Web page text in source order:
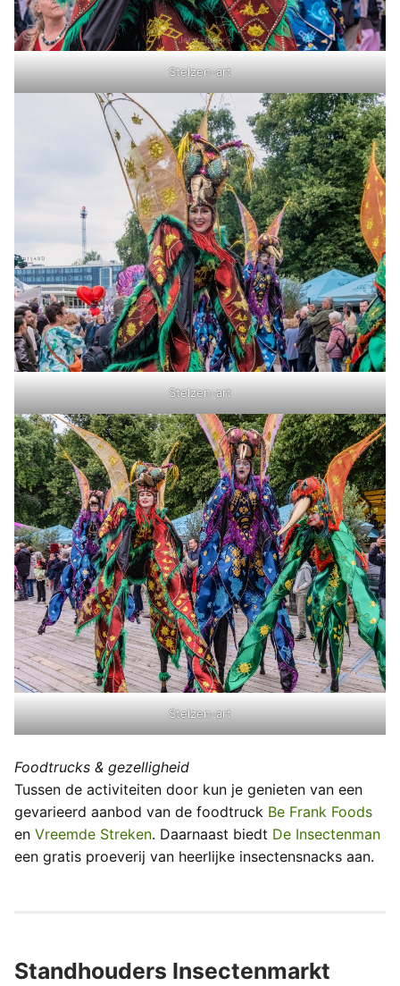
Stelzen-art
Stelzen-art
Stelzen-art
Foodtrucks & gezelligheid
Tussen de activiteiten door kun je genieten van een
gevarieerd aanbod van de foodtruck Be Frank Foods
en Vreemde Streken. Daarnaast biedt De Insectenman
een gratis proeverij van heerlijke insectensnacks aan.
Standhouders Insectenmarkt